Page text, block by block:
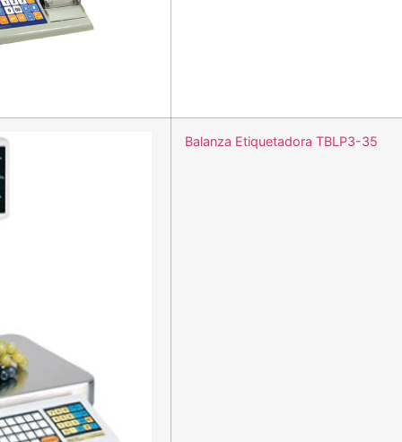
Balanza Etiquetadora TBLP3-35